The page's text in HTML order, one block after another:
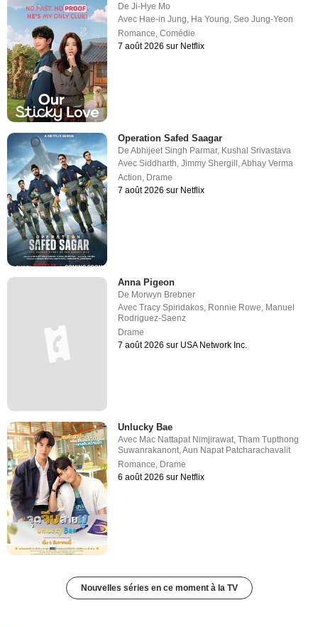
DeJi-Hye Mo
Avec Hae-in Jung, Ha Young,Seo Jung-Yeon
Romance,Comédie
7 août 2026 sur Netflix
Operation Safed Saagar
DeAbhijeet Singh Parmar, Kushal Srivastava
AvecSiddharth,Jimmy Shergill ,Abhay Verma
Action, Drame
7 août 2026 sur Netflix
Anna Pigeon
De Morwyn Brebner
AvecTracy Spiridakos, Ronnie Rowe, Manuel
Rodriguez-Saenz
Drame
7 août 2026 sur USA Network Inc.
Unlucky Bae
Avec Mac Nattapat Nimjirawat ,Tham Tupthong
Suwanrakanont ,Aun Napat Patcharachavalit
Romance Drame
6 août 2026 sur Netflix
Nouvelles séries en ce moment à la TV